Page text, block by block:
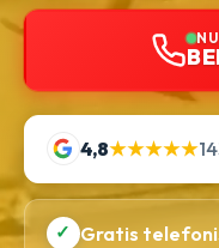
4,8★★★★★
✓ Gratis